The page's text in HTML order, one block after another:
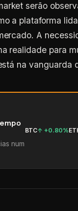
serão
a plataforma
A
realidade para
na vanguarda
num
BTC↑ +0.80%